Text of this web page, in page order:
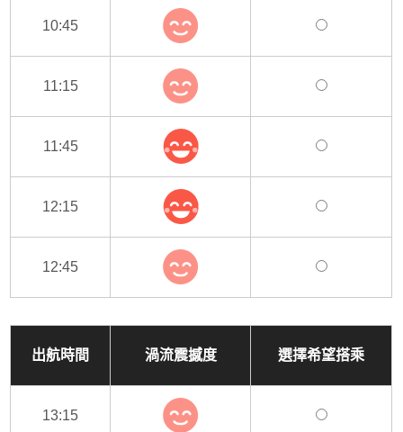
10:45
11:15
11:45
12:15
12:45
出航時間 渦流震撼度 選擇希望搭乘
13:15